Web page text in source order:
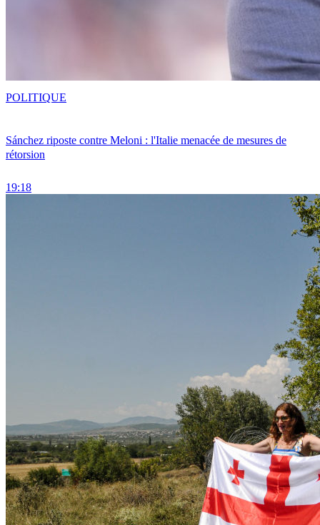
Sánchez riposte contre Meloni : l'Italie menacée de mesures de
rétorsion
19:18
POLITIQUE